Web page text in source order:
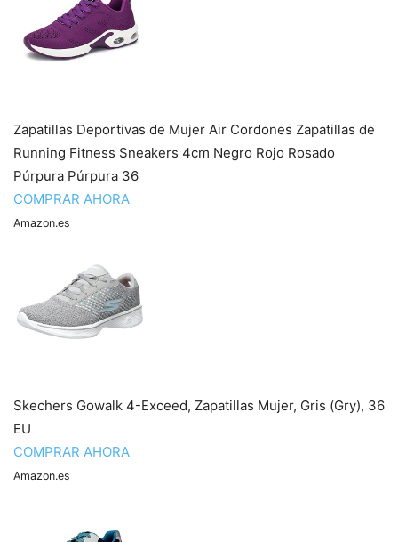
Zapatillas Deportivas de Mujer Air Cordones Zapatillas de
Running Fitness Sneakers 4cm Negro Rojo Rosado
Púrpura Púrpura 36
COMPRAR AHORA
Amazon.es
Skechers Gowalk 4-Exceed, Zapatillas Mujer, Gris (Gry), 36
EU
COMPRAR AHORA
Amazon.es